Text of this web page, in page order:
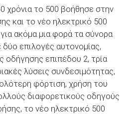
χρόνια το 500 βοήθησε στην
και το νέο ηλεκτρικό 500
για ακόμα μια φορά τα σύνορα
επιλογές αυτονομίας,
οδήγησης επιπέδου 2, τρία
λύσεις συνδεσιμότητας,
φόρτιση, χρήση του
διαφορετικούς οδηγούς
το νέο ηλεκτρικό 500